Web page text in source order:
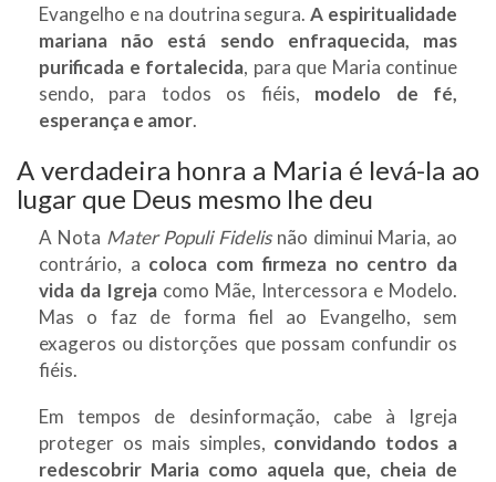
Evangelho e na doutrina segura.A espiritualidade
mariana não está sendo enfraquecida, mas
purificada e fortalecida, para que Maria continue
sendo, para todos os fiéis, modelo de fé,
esperança e amor.
A verdadeira honra a Maria é levá-la ao
lugar que Deus mesmo lhe deu
A Nota Mater Populi Fidelisnão diminui Maria, ao
contrário, a coloca com firmeza no centro da
vida da Igreja como Mãe, Intercessora e Modelo.
Mas o faz de forma fiel ao Evangelho, sem
exageros ou distorções que possam confundir os
fiéis.
Em tempos de desinformação, cabe à Igreja
proteger os mais simples, convidando todos a
redescobrir Maria como aquela que, cheia de